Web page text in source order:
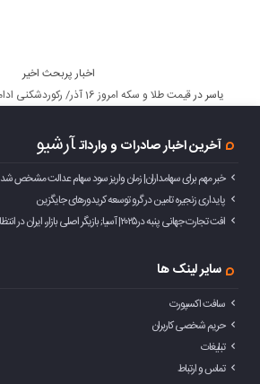
اخبار پربحث اخیر
یاسردرقیمت طلا و سکه امروز 16 آذر/ رکوردشکنی ادامه دارد + جدول و جزئیات
آخرین اخبار صادرات و واردات آرشیو
خبر مهم برای سهامداران| زمان واریز سود سهام عدالت مشخص شد
پایداری زنجیره تامین در گرو توسعه کریدورهای جایگزین
افت تجارت جهانی پنبه در۲۰۲۵| آسیا; بازیگر اصلی بازار، ایران در انتظار احیای جایگاه صادراتی
سایر لینک ها
سافت اکسپورت
حریم شخصی کاربران
تبلیغات
تماس و ارتباط